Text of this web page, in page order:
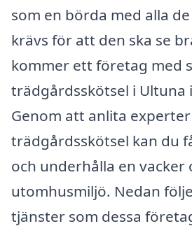
som en börda med alla
krävs för att den ska se
kommer ett företag med
trädgårdsskötsel i Ultuna
Genom att anlita
trädgårdsskötsel kan du
och underhålla en vacker
utomhusmiljö. Nedan
tjänster som dessa